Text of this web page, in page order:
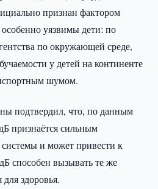
признан фактором
уязвимы дети: по
по окружающей среде,
у детей на континенте
шумом.
подтвердил, что, по данным
признаётся сильным
и может привести к
способен вызывать те же
здоровья.